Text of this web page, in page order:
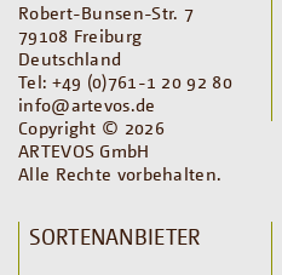
Robert-Bunsen-Str. 7
79108 Freiburg
Deutschland
Tel: +49 (0)761-1 20 92 80
info@artevos.de
Copyright © 2026
ARTEVOS GmbH
Alle Rechte vorbehalten.
SORTENANBIETER